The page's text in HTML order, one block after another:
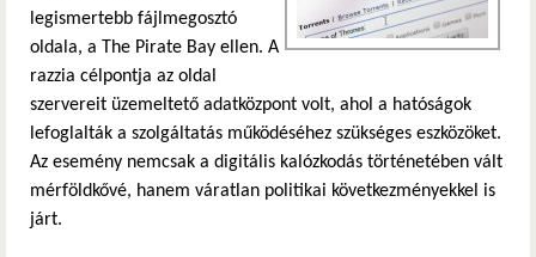
legismertebb fájlmegosztó
oldala, a The Pirate Bay ellen. A
razzia célpontja az oldal
szervereit üzemeltető adatközpont volt, ahol a hatóságok
lefoglalták a szolgáltatás működéséhez szükséges eszközöket.
Az esemény nemcsak a digitális kalózkodás történetében vált
mérföldkővé, hanem váratlan politikai következményekkel is
járt.